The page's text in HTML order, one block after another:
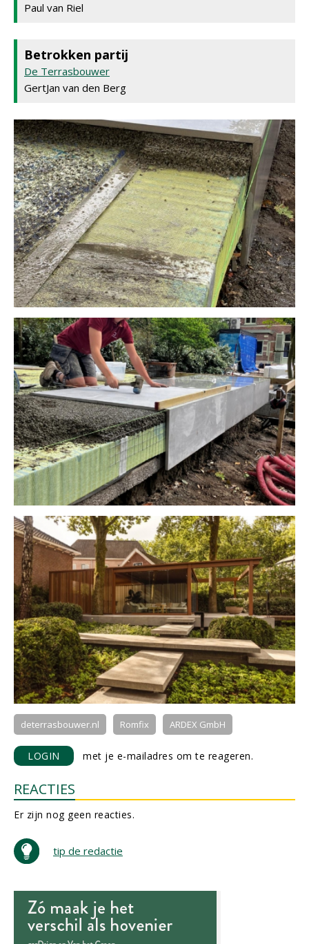
Paul van Riel
Betrokken partij
De Terrasbouwer
GertJan van den Berg
deterrasbouwer.nl Romfix ARDEX GmbH
LOGIN met je e-mailadres om te reageren.
REACTIES
Er zijn nog geen reacties.
tip de redactie